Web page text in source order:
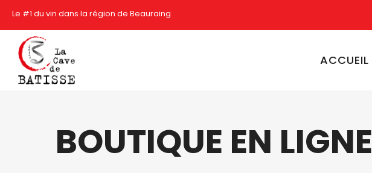
Le #1 du vin dans la région de Beauraing
ACCUEIL
BOUTIQUE EN LIGNE